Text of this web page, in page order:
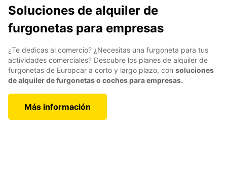
Soluciones de alquiler de
furgonetas para empresas
¿Te dedicas al comercio? ¿Necesitas una furgoneta para tus
actividades comerciales? Descubre los planes de alquiler de
furgonetas de Europcar a corto y largo plazo, con soluciones
de alquiler de furgonetas o coches para empresas.
Más información